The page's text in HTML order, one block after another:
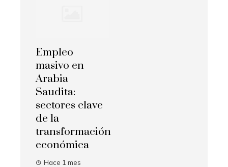
Empleo
masivo en
Arabia
Saudita:
sectores clave
de la
transformación
económica
Hace 1 mes